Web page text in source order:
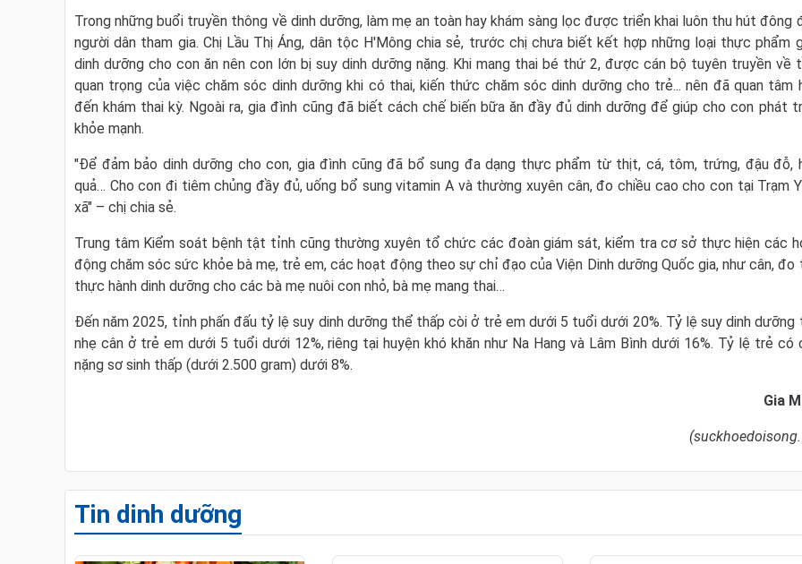
Trong những buổi truyền thông về dinh dưỡng, làm mẹ an toàn hay khám sàng lọc được triển khai luôn thu hút đông
người dân tham gia. Chị Lầu Thị Áng, dân tộc H'Mông chia sẻ, trước chị chưa biết kết hợp những loại thực phẩm
dinh dưỡng cho con ăn nên con lớn bị suy dinh dưỡng nặng. Khi mang thai bé thứ 2, được cán bộ tuyên truyền về
quan trọng của việc chăm sóc dinh dưỡng khi có thai, kiến thức chăm sóc dinh dưỡng cho trẻ... nên đã quan tâm
đến khám thai kỳ. Ngoài ra, gia đình cũng đã biết cách chế biến bữa ăn đầy đủ dinh dưỡng để giúp cho con phát
khỏe mạnh.
"Để đảm bảo dinh dưỡng cho con, gia đình cũng đã bổ sung đa dạng thực phẩm từ thịt, cá, tôm, trứng, đậu đỗ,
quả… Cho con đi tiêm chủng đầy đủ, uống bổ sung vitamin A và thường xuyên cân, đo chiều cao cho con tại Trạm
xã" – chị chia sẻ.
Trung tâm Kiểm soát bệnh tật tỉnh cũng thường xuyên tổ chức các đoàn giám sát, kiểm tra cơ sở thực hiện các
động chăm sóc sức khỏe bà mẹ, trẻ em, các hoạt động theo sự chỉ đạo của Viện Dinh dưỡng Quốc gia, như cân, đo
thực hành dinh dưỡng cho các bà mẹ nuôi con nhỏ, bà mẹ mang thai…
Đến năm 2025, tỉnh phấn đấu tỷ lệ suy dinh dưỡng thể thấp còi ở trẻ em dưới 5 tuổi dưới 20%. Tỷ lệ suy dinh dưỡng
nhẹ cân ở trẻ em dưới 5 tuổi dưới 12%, riêng tại huyện khó khăn như Na Hang và Lâm Bình dưới 16%. Tỷ lệ trẻ có
nặng sơ sinh thấp (dưới 2.500 gram) dưới 8%.
Gia
Tin dinh dưỡng